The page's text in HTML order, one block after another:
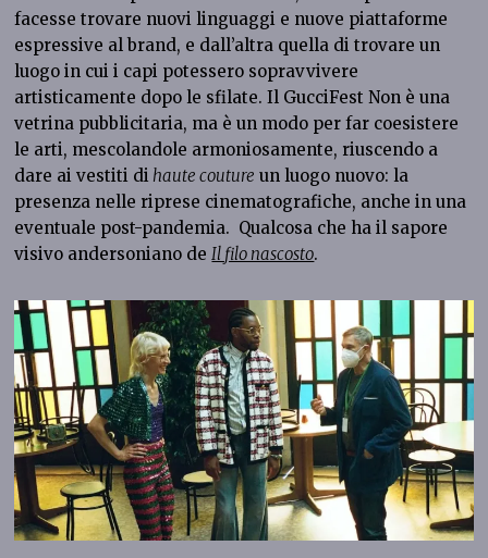
facesse trovare nuovi linguaggi e nuove piattaforme
espressive al brand, e dall’altra quella di trovare un
luogo in cui i capi potessero sopravvivere
artisticamente dopo le sfilate. Il GucciFest Non è una
vetrina pubblicitaria, ma è un modo per far coesistere
le arti, mescolandole armoniosamente, riuscendo a
dare ai vestiti di haute couture un luogo nuovo: la
presenza nelle riprese cinematografiche, anche in una
eventuale post-pandemia. Qualcosa che ha il sapore
visivo andersoniano deIl filo nascosto.